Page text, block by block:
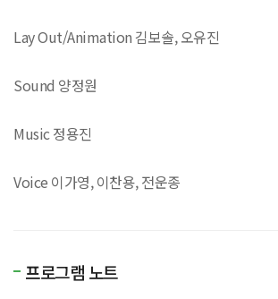
Lay Out/Animation 김보솔, 오유진
Sound 양정원
Music 정용진
Voice 이가영, 이찬용, 전운종
프로그램 노트